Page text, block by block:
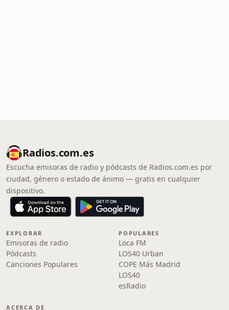
Radios.com.es
Escucha emisoras de radio y pódcasts de Radios.com.es por
ciudad, género o estado de ánimo — gratis en cualquier
dispositivo.
EXPLORAR
Emisoras de radio
Pódcasts
Canciones Populares
POPULARES
Loca FM
LOS40 Urban
COPE Más Madrid
LOS40
esRadio
ACERCA DE